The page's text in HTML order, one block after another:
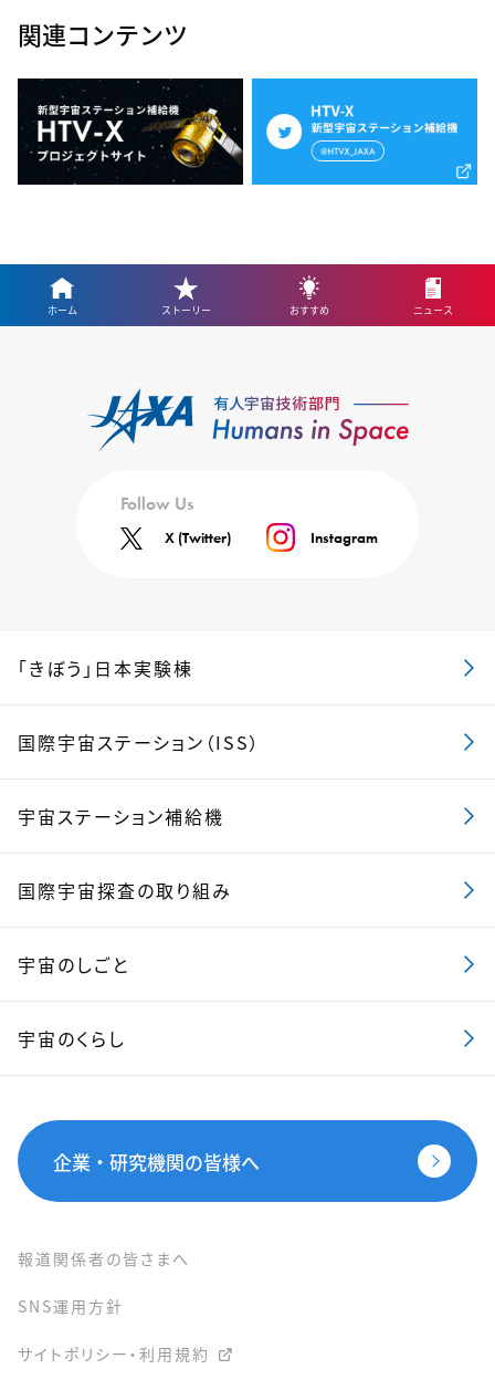
関連コンテンツ
ホーム ストーリー おすすめ ニュース
Follow Us
X (Twitter) Instagram
「きぼう」日本実験棟
国際宇宙ステーション（ISS）
宇宙ステーション補給機
国際宇宙探査の取り組み
宇宙のしごと
宇宙のくらし
企業・研究機関の皆様へ
報道関係者の皆さまへ
SNS運用方針
サイトポリシー・利用規約